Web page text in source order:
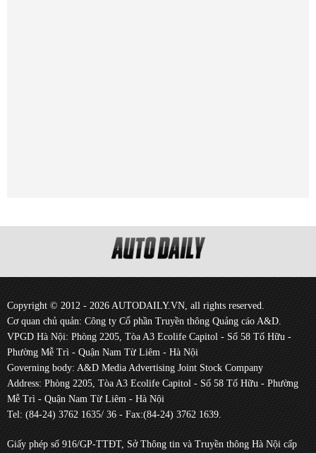
Copyright © 2012 - 2026 AUTODAILY.VN, all rights reserved.
Cơ quan chủ quản: Công ty Cổ phần Truyền thông Quảng cáo A&D.
VPGD Hà Nội: Phòng 2205, Tòa A3 Ecolife Capitol - Số 58 Tố Hữu -
Phường Mễ Trì - Quận Nam Từ Liêm - Hà Nội
Governing body: A&D Media Advertising Joint Stock Company
Address: Phòng 2205, Tòa A3 Ecolife Capitol - Số 58 Tố Hữu - Phường
Mễ Trì - Quận Nam Từ Liêm - Hà Nội
Tel: (84-24) 3762 1635/ 36 - Fax:(84-24) 3762 1639.
Giấy phép số 916/GP-TTĐT, Sở Thông tin và Truyền thông Hà Nội cấp